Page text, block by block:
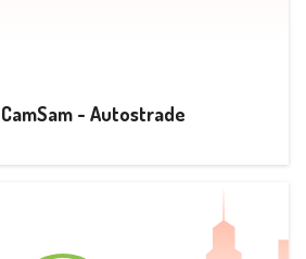
- Autostrade